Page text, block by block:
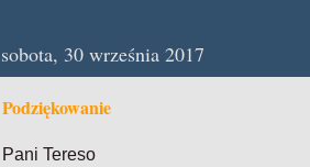
sobota, 30 września 2017
Podziękowanie
Pani Tereso